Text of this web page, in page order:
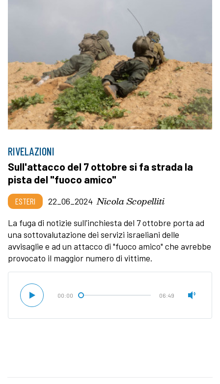
RIVELAZIONI
Sull'attacco del 7 ottobre si fa strada la
pista del "fuoco amico"
ESTERI 22_06_2024 Nicola Scopelliti
La fuga di notizie sull'inchiesta del 7 ottobre porta ad
una sottovalutazione dei servizi israeliani delle
avvisaglie e ad un attacco di "fuoco amico" che avrebbe
provocato il maggior numero di vittime.
00:00 06:49